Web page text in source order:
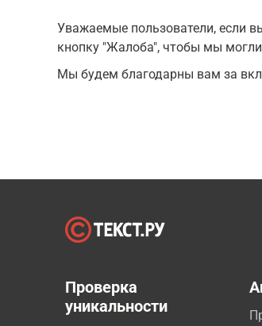
Уважаемые пользователи, если
кнопку "Жалоба", чтобы мы могли
Мы будем благодарны вам за
Проверка
уникальности